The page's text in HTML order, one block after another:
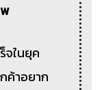
จในยุค
ค้าอยาก